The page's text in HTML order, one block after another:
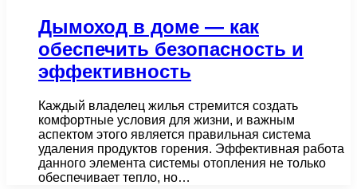
Дымоход в доме — как
обеспечить безопасность и
эффективность
Каждый владелец жилья стремится создать
комфортные условия для жизни, и важным
аспектом этого является правильная система
удаления продуктов горения. Эффективная работа
данного элемента системы отопления не только
обеспечивает тепло, но…